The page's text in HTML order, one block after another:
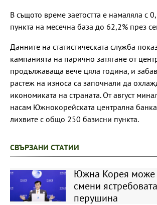
В същото време заетостта е намаляла с
пункта на месечна база до 62,2% през
Данните на статистическата служба
кампанията на парично затягане от
продължаваща вече цяла година, и
растеж на износа са започнали да
икономиката на страната. От август
насам Южнокорейската централна
лихвите с общо 250 базисни пункта.
СВЪРЗАНИ СТАТИИ
Южна Корея може
смени
перушина